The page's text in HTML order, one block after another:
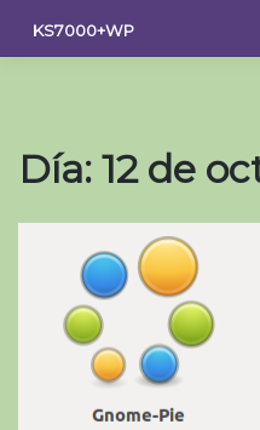
contenido
KS7000+WP
Día: 12 de